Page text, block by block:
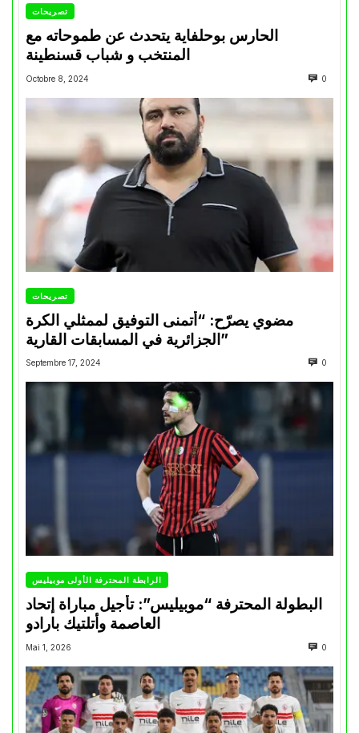
تصريحات
الحارس بوحلفاية يتحدث عن طموحاته مع
المنتخب و شباب قسنطينة
Octobre 8, 2024 0
تصريحات
مضوي يصرّح: “أتمنى التوفيق لممثلي الكرة
الجزائرية في المسابقات القارية”
Septembre 17, 2024 0
الرابطة المحترفة الأولى موبيليس
البطولة المحترفة “موبيليس”: تأجيل مباراة إتحاد
العاصمة وأتلتيك بارادو
Mai 1, 2026 0